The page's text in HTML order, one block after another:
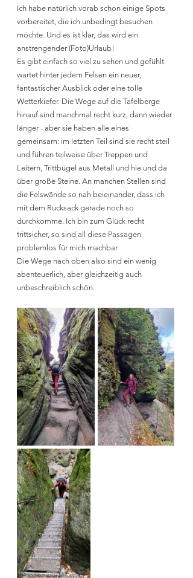
Ich habe natürlich vorab schon einige Spots
vorbereitet, die ich unbedingt besuchen
möchte. Und es ist klar, das wird ein
anstrengender (Foto)Urlaub!
Es gibt einfach so viel zu sehen und gefühlt
wartet hinter jedem Felsen ein neuer,
fantastischer Ausblick oder eine tolle
Wetterkiefer. Die Wege auf die Tafelberge
hinauf sind manchmal recht kurz, dann wieder
länger - aber sie haben alle eines
gemeinsam: im letzten Teil sind sie recht steil
und führen teilweise über Treppen und
Leitern, Trittbügel aus Metall und hie und da
über große Steine. An manchen Stellen sind
die Felswände so nah beieinander, dass ich
mit dem Rucksack gerade noch so
durchkomme. Ich bin zum Glück recht
trittsicher, so sind all diese Passagen
problemlos für mich machbar.
Die Wege nach oben also sind ein wenig
abenteuerlich, aber gleichzeitig auch
unbeschreiblich schön.